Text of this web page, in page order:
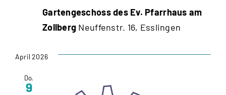
Gartengeschoss des Ev. Pfarrhaus am
Zollberg Neuffenstr. 16, Esslingen
April 2026
Do.
9